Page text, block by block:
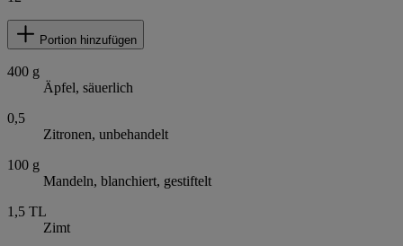
Portion hinzufügen
400 g
Äpfel, säuerlich
0,5
Zitronen, unbehandelt
100 g
Mandeln, blanchiert, gestiftelt
1,5 TL
Zimt